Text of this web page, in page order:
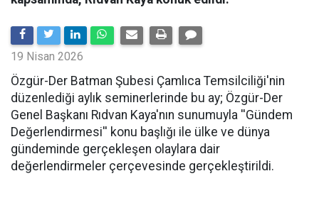
19 Nisan 2026
​Özgür-Der Batman Şubesi Çamlıca Temsilciliği'nin
düzenlediği aylık seminerlerinde bu ay; Özgür-Der
Genel Başkanı Rıdvan Kaya'nın sunumuyla ''Gündem
Değerlendirmesi'' konu başlığı ile ülke ve dünya
gündeminde gerçekleşen olaylara dair
değerlendirmeler çerçevesinde gerçekleştirildi.